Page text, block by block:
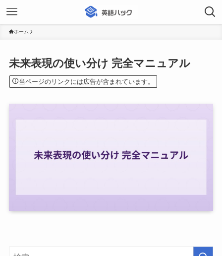
ホーム
未来表現の使い分け 完全マニュアル
当ページのリンクには広告が含まれています。